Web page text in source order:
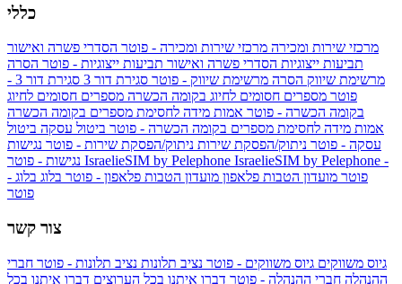
כללי
מרכזי שירות ומכירה מרכזי שירות ומכירה - פוטר הסדרי פשרה ואישור
תביעות ייצוגיות הסדרי פשרה ואישור תביעות ייצוגיות - פוטר הסרה
מרשימת שיווק הסרה מרשימת שיווק - פוטר סגירת דור 3
סגירת דור 3 -
פוטר מספרים חסומים לחיוג בקומה הכשרה מספרים חסומים לחיוג
בקומה הכשרה - פוטר אמות מידה לחסימת מספרים בקומה הכשרה
אמות מידה לחסימת מספרים בקומה הכשרה - פוטר ביטול עסקה ביטול
עסקה - פוטר ניתוק/הפסקת שירות ניתוק/הפסקת שירות - פוטר נגישות
IsraelieSIM by Pelephone IsraelieSIM by Pelephone -
פוטר מועדון הטבות פלאפון מועדון הטבות פלאפון - פוטר בלוג בלוג -
פוטר
צור קשר
גיוס משווקים גיוס משווקים - פוטר נציב תלונות נציב תלונות - פוטר חברי
ההנהלה חברי ההנהלה - פוטר דברו איתנו בכל הערוצים דברו איתנו בכל